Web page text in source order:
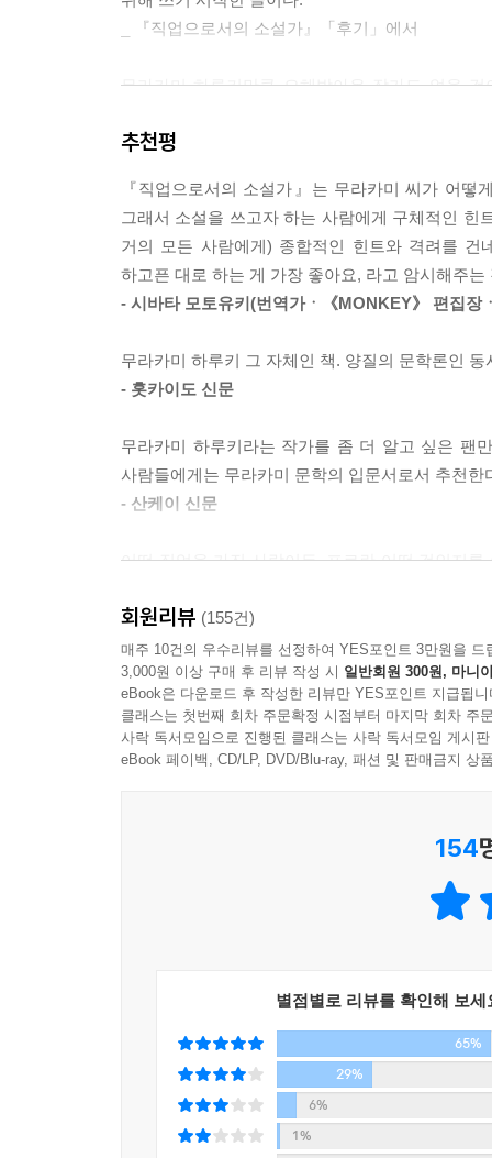
았다는 얘기인지도 모르겠습니다.
--- p. 51~52
내가 하고 싶은 것을 내가 하고 싶은 대로 해나가
해나가면 된다. 나는 1960년대 말의 이른바 ‘반란
다고 생각합니다. 하지만 동시에, 라고 할까, 그보
가 쓰고 싶은 소설을 내게 맞는 스케줄에 따라 내
그리고 어떤 소설을 쓰고 싶은지, 그 개략은 처음
러저러한 소설을 쓰고 싶다’라는, 합당한 내 모습
定點이 없었다면 아마 나는 곳곳에서 상당히 헤맸
--- p.104~105
그러면 무엇이 꼭 필요하고 무엇이 별로 필요하지
이것도 나 자신의 경험을 통해 말하자면, 매우 단
다. 당신이 뭔가 자신에게 중요하다고 생각되는
그런 건 예술가가 할 만한 짓이 아니다. 그래서야
할 만한 짓은 아닌지도 모릅니다. 하지만 왜 소설
습니다. 우리는 자신이 하고 싶은 방식으로 소설
다. 소설가란 예술가이기 이전에 자유인이어야
의 정의입니다. 예술가가 되어서 세간의 시선을
도가 내포되어 있기 때문입니다. 즉 자신을 상대
아가는 과정에서 불가피하게 발생하는 다양한
_ 『직업으로서의 소설가』「후기」에서
무라카미 하루키만큼 오해받아온 작가도 없을
1979년 등단 이후 최초로 자신의 작가론적, 문
『직업으로서의 소설가』는 ‘무라카미 하루키
허상을 벗어던지고 그야말로 생업으로서의 소
야심을 품고 해외시장에 도전한 개척자로서의 모
개의 장을 통해 구체적으로 밝혔다. 문단 권력
지망생이 국내를 뛰어넘어 세계적인 베스트셀러
닿아 있음을 느끼게 된다.
한편 일본 발간 당시 가장 먼저 화제가 되었던
인터넷 서점보다는 오프라인 서점을 찾아야 했
중개업체를 통해 전국의 서점에 신간을 배본한다
보통 사람은 일단 못할 짓, 이라고 말해버려도 무
재능은 물론 필요하고 그만그만한 기개도 필요합
거기에 더해서 어떤 종류의 ‘자격’ 같은 것이
않습니다. 애초에 그런 것이 갖춰진 사람도 있는
제2회 소설가가 된 무렵
그리워지지만). 그리고 ‘자, 이제부터 뭘 써볼까’
느낀 적은 한 번도 없습니다. 소설이 안 써져서 고
애초에 소설을 쓰는 의미 따위는 없습니다. 고
제3회 문학상에 대해서
물론 이 두 사람은 과격한 예외인지도 모릅니
공통적으로 느꼈던 것은, 혹은 태도로서 표명
것이겠지요. 그 하나는, 자신이 의미 있는 것을
적음은 제쳐두고―분명하게 존재한다는 실감입
그런 건 어디까지나 사회적인 혹은 문단적인 형식
추천평
『직업으로서의 소설가』는 무라카미 씨가 어
그래서 소설을 쓰고자 하는 사람에게 구체적인
거의 모든 사람에게) 종합적인 힌트와 격려를
하고픈 대로 하는 게 가장 좋아요, 라고 암시해주는
- 시바타 모토유키(번역가ㆍ《MONKEY》 편집장
무라카미 하루키 그 자체인 책. 양질의 문학론인
- 홋카이도 신문
무라카미 하루키라는 작가를 좀 더 알고 싶은 팬
사람들에게는 무라카미 문학의 입문서로서 추천
- 산케이 신문
어떤 직업을 가진 사람이든, 프로란 어떤 것인지
- 아사히 신문
어떤 직업을 갖고 있건, 현대를 살아가는 직장인
되어줄 것이다.
- 다빈치
2025년은 예상치 못한 에세이집 출간으로 분주
직업의 세계로 슬쩍 발을 내밀 때, 무언가 책임
회원리뷰 (155건)
매주 10건의 우수리뷰를 선정하여 YES포인트 3만원을 드
3,000원 이상 구매 후 리뷰 작성 시 일반회원 300원, 마니
eBook은 다운로드 후 작성한 리뷰만 YES포인트 지급됩니
클래스는 첫번째 회차 주문확정 시점부터 마지막 회차 주
사락 독서모임으로 진행된 클래스는 사락 독서모임 게시
eBook 페이백, CD/LP, DVD/Blu-ray, 패션 및 판매금지 상
154
별점별로 리뷰를 확인해 보세
65%
29%
6%
1%